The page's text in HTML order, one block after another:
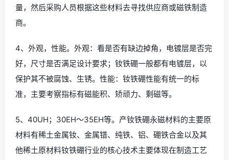
量，然后采购人员根据这些材料去寻找供应商或磁铁制造
商。
4、外观，性能。外观：看是否有缺边掉角，电镀层是否完
好，尺寸是否满足设计要求；钕铁硼一般都有电镀层，以
保护其不被腐蚀、生锈。性能：钕铁硼性能有统一的标
准，主要考察指标有磁能积、矫顽力、剩磁等。
5、40UH；30EH～35EH等。产钕铁硼永磁材料的主要原
材料有稀土金属钕、金属镨、纯铁、铝、硼铁合金以及其
他稀土原材料钕铁硼行业的核心技术主要体现在制造工艺